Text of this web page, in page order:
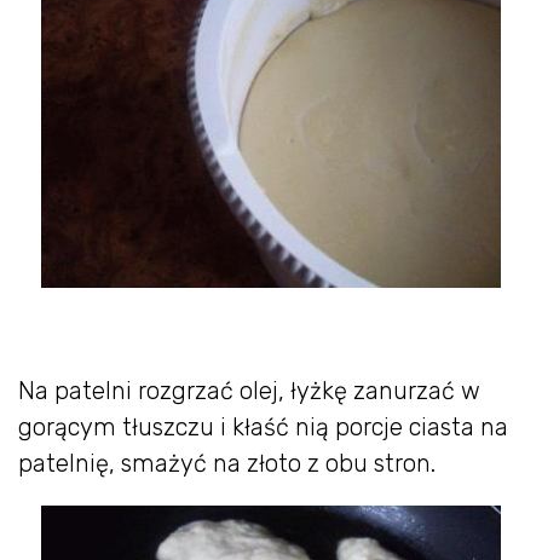
Na patelni rozgrzać olej, łyżkę zanurzać w
gorącym tłuszczu i kłaść nią porcje ciasta na
patelnię, smażyć na złoto z obu stron.